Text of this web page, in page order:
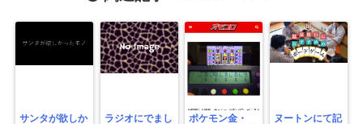
サンタが欲しか
ラジオにでまし
ポケモン金・
ヌートンにて記